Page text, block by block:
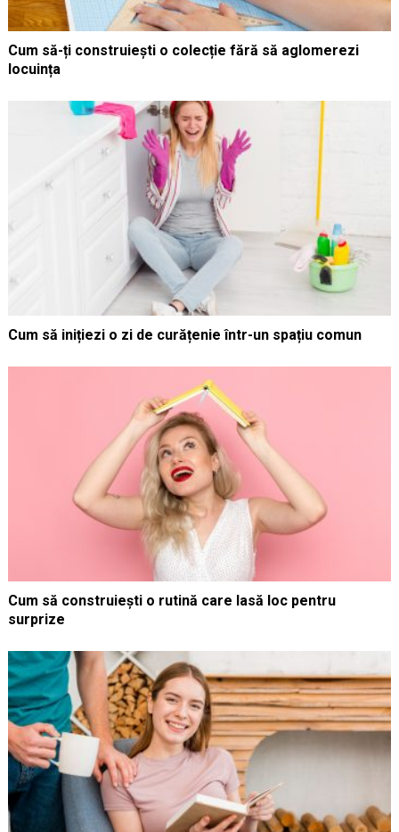
Cum să-ți construiești o colecție fără să aglomerezi
locuința
Cum să inițiezi o zi de curățenie într-un spațiu comun
Cum să construiești o rutină care lasă loc pentru
surprize